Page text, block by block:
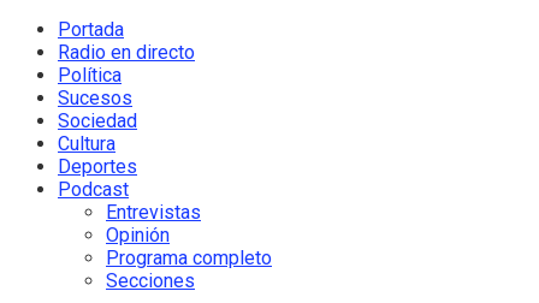
Portada
Radio en directo
Política
Sucesos
Sociedad
Cultura
Deportes
Podcast
Entrevistas
Opinión
Programa completo
Secciones